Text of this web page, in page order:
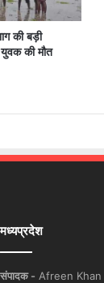
की बड़ी
की मौत
मध्यप्रदेश
संपादक - Afreen Khan